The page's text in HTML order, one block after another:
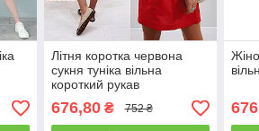
Літня коротка червона
сукня туніка вільна
короткий рукав
676,80₴ 752 ₴